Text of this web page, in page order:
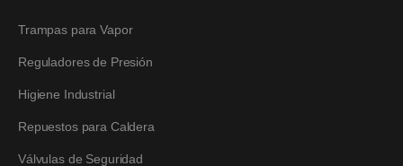
Trampas para Vapor
Reguladores de Presión
Higiene Industrial
Repuestos para Caldera
Válvulas de Seguridad